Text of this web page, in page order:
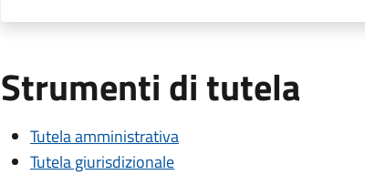
Strumenti di tutela
Tutela amministrativa
Tutela giurisdizionale